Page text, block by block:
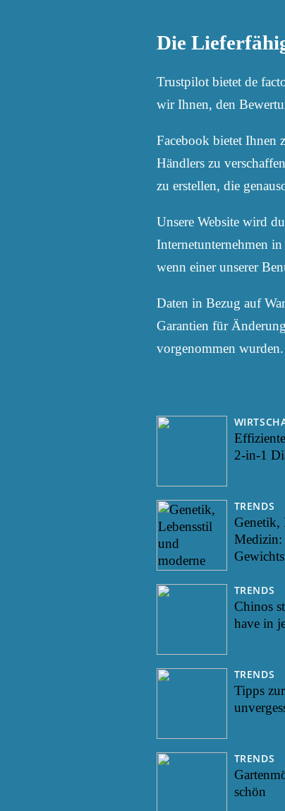
Die
Trustpilot bietet de
wir Ihnen, den
Facebook bietet Ihnen
Händlers zu
zu erstellen, die
Unsere Website wird
Internetunternehmen
wenn einer unserer
Daten in Bezug auf
Garantien für
vorgenommen wurden.
2-in-1
TRENDS
Genetik,
Medizin:
TRENDS
Chinos
have in
TRENDS
Tipps
TRENDS
schön